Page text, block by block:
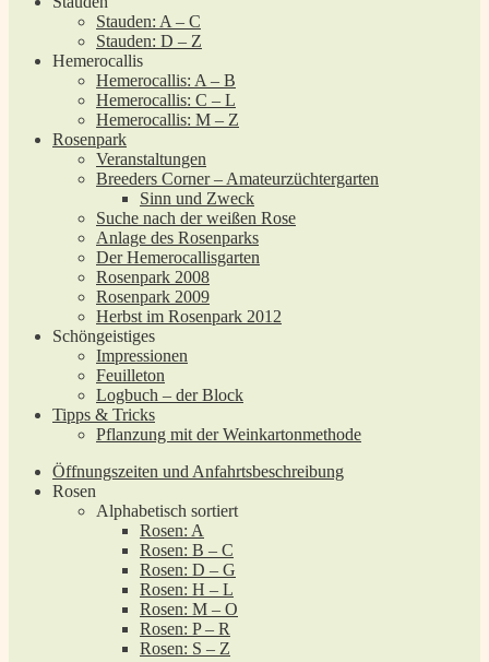
Stauden: A – C
Stauden: D – Z
Hemerocallis
Hemerocallis: A – B
Hemerocallis: C – L
Hemerocallis: M – Z
Rosenpark
Veranstaltungen
Breeders Corner – Amateurzüchtergarten
Sinn und Zweck
Suche nach der weißen Rose
Anlage des Rosenparks
Der Hemerocallisgarten
Rosenpark 2008
Rosenpark 2009
Herbst im Rosenpark 2012
Schöngeistiges
Impressionen
Feuilleton
Logbuch – der Block
Tipps & Tricks
Pflanzung mit der Weinkartonmethode
Öffnungszeiten und Anfahrtsbeschreibung
Rosen
Alphabetisch sortiert
Rosen: A
Rosen: B – C
Rosen: D – G
Rosen: H – L
Rosen: M – O
Rosen: P – R
Rosen: S – Z